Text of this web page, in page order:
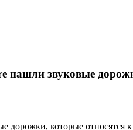
нашли звуковые
дорожки, которые